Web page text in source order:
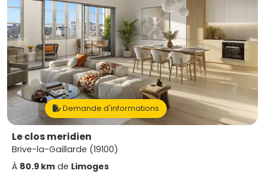
Demande d'informations
Le clos meridien
Brive-la-Gaillarde (19100)
À 80.9 km de Limoges